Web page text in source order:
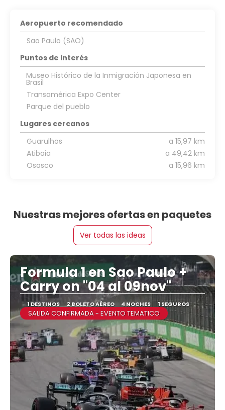
Aeropuerto recomendado
Sao Paulo (SAO)
Puntos de interés
Museo Histórico de la Inmigración Japonesa en
Brasil
Transamérica Expo Center
Parque del pueblo
Lugares cercanos
Guarulhos
a 15,97 km
Atibaia
a 49,42 km
Osasco
a 15,96 km
Nuestras mejores ofertas en paquetes
Ver todas las ideas
Formula 1 en Sao Paulo +
Carry on "04 al 09nov"
1 DESTINOS 2 BOLETO AÉREO 4 NOCHES 1 SEGUROS
SALIDA CONFIRMADA - EVENTO TEMATICO